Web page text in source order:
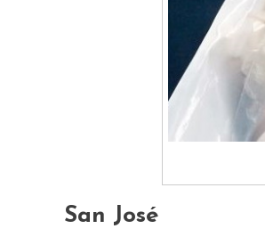
San José